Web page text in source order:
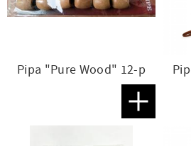
Pipa "Pure Wood" 12-p
Lägg till i